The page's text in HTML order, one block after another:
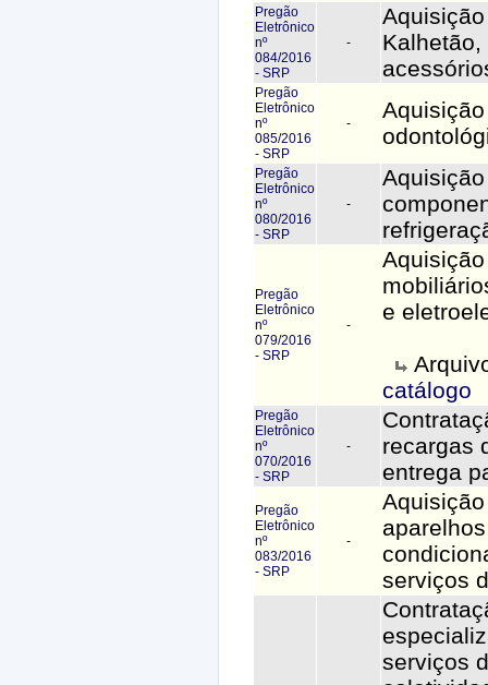
Pregão
Eletrônico
nº
084/2016
- SRP
-
Pregão
Eletrônico
nº
085/2016
- SRP
-
Pregão
Eletrônico
nº
080/2016
- SRP
-
Pregão
Eletrônico
nº
079/2016
- SRP
-
e
catálogo
Pregão
Eletrônico
nº
070/2016
- SRP
-
recargas
entrega
Pregão
Eletrônico
nº
083/2016
- SRP
-
serviços
serviços